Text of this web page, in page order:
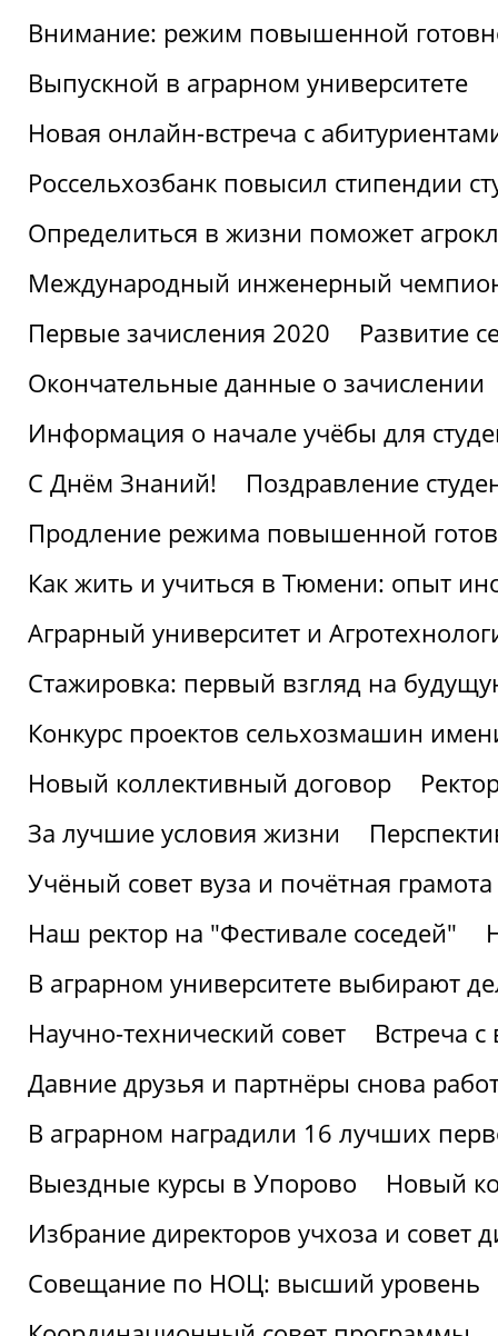
Внимание: режим повышенной
Выпускной в аграрном университете
Новая онлайн-встреча с
Россельхозбанк повысил стипендии
Определиться в жизни поможет
Международный инженерный
Первые зачисления 2020
Развитие
Окончательные данные о зачислении
Информация о начале учёбы для
С Днём Знаний!
Поздравление
Продление режима повышенной
Как жить и учиться в Тюмени: опыт
Аграрный университет и
Стажировка: первый взгляд на
Конкурс проектов сельхозмашин
Новый коллективный договор
За лучшие условия жизни
Учёный совет вуза и почётная
Наш ректор на "Фестивале соседей"
В аграрном университете выбирают
Научно-технический совет
Встреча
Давние друзья и партнёры снова
В аграрном наградили 16 лучших
Выездные курсы в Упорово
Новый
Избрание директоров учхоза и совет
Совещание по НОЦ: высший уровень